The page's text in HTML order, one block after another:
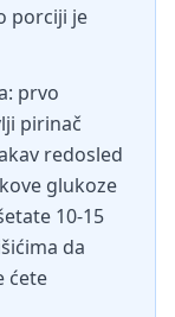
porciji je
prvo
pirinač
redosled
glukoze
10-15
da
ćete